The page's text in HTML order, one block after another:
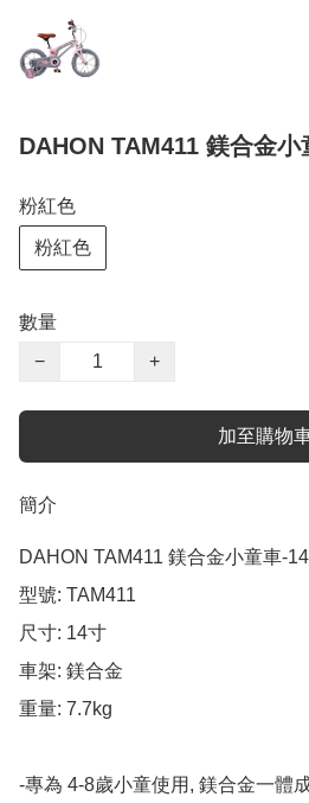
DAHON TAM411 鎂合金
粉紅色
粉紅色
數量
−
+
加至購物
簡介
DAHON TAM411 鎂合金小童車-
型號: TAM411
尺寸: 14寸
車架: 鎂合金
重量: 7.7kg
-專為 4-8歲小童使用, 鎂合金一體